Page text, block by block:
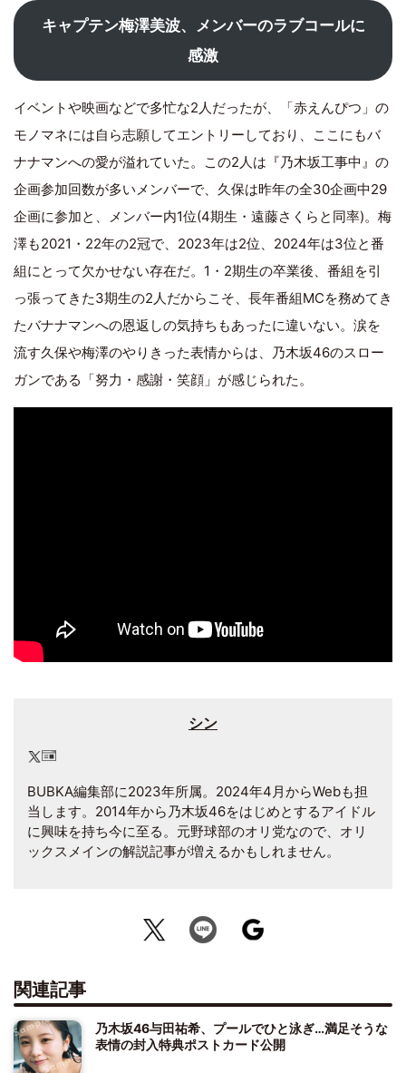
キャプテン梅澤美波、メンバーのラブコールに
感激
イベントや映画などで多忙な2人だったが、「赤えんぴつ」の
モノマネには自ら志願してエントリーしており、ここにもバ
ナナマンへの愛が溢れていた。この2人は『乃木坂工事中』の
企画参加回数が多いメンバーで、久保は昨年の全30企画中29
企画に参加と、メンバー内1位(4期生・遠藤さくらと同率)。梅
澤も2021・22年の2冠で、2023年は2位、2024年は3位と番
組にとって欠かせない存在だ。1・2期生の卒業後、番組を引
っ張ってきた3期生の2人だからこそ、長年番組MCを務めてき
たバナナマンへの恩返しの気持ちもあったに違いない。涙を
流す久保や梅澤のやりきった表情からは、乃木坂46のスロー
ガンである「努力・感謝・笑顔」が感じられた。
シン
BUBKA編集部に2023年所属。2024年4月からWebも担
当します。2014年から乃木坂46をはじめとするアイドル
に興味を持ち今に至る。元野球部のオリ党なので、オリ
ックスメインの解説記事が増えるかもしれません。
関連記事
乃木坂46与田祐希、プールでひと泳ぎ…満足そうな
表情の封入特典ポストカード公開